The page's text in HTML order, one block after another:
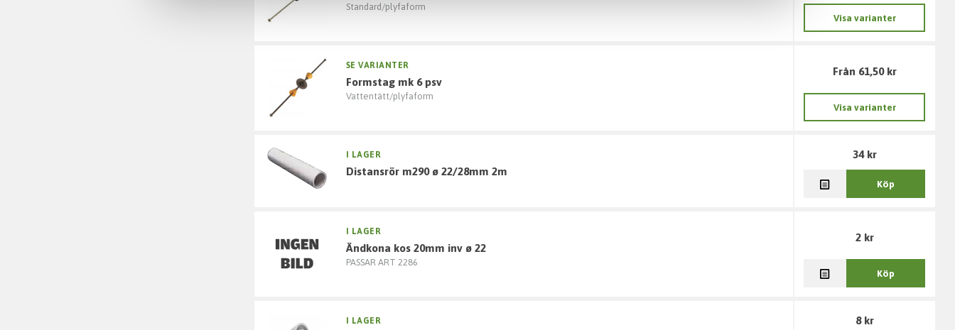
Standard/plyfaform
Visa varianter
SE VARIANTER
formstag mk 6 psv
Vattentätt/plyfaform
Från 61,50 kr
Visa varianter
I LAGER
distansrör m290 ø 22/28mm 2m
34 kr
Köp
I LAGER
ändkona kos 20mm inv ø 22
PASSAR ART 2286
2 kr
Köp
I LAGER 8 kr